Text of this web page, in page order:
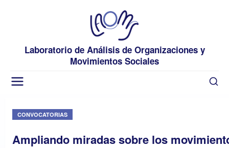
Laboratorio de Análisis de Organizaciones y
Movimientos Sociales
CONVOCATORIAS
Ampliando miradas sobre los